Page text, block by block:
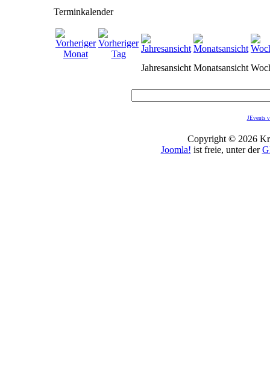
Terminkalender
Jahresansicht Monatsansicht
JEvents
Copyright © 2026
Joomla! ist freie, unter der